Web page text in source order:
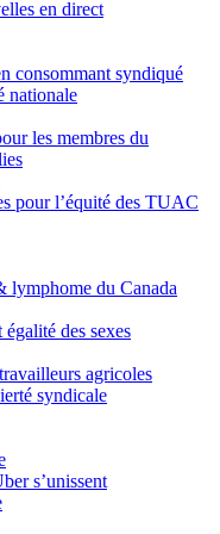
en direct
consommant syndiqué
nationale
les membres du
pour l’équité des TUAC
lymphome du Canada
des sexes
agricoles
syndicale
s’unissent